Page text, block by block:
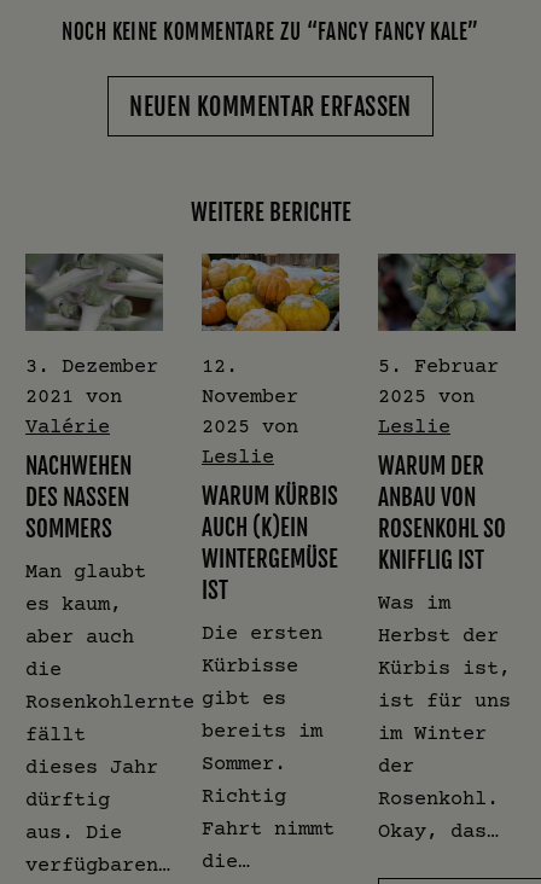
NOCH KEINE KOMMENTARE ZU “FANCY FANCY KALE”
NEUEN KOMMENTAR ERFASSEN
WEITERE BERICHTE
3. Dezember
2021
von
Valérie
NACHWEHEN
DES NASSEN
SOMMERS
Man glaubt
es kaum,
aber auch
die
Rosenkohlernte
fällt
dieses Jahr
dürftig
aus. Die
verfügbaren…
12.
November
2025 von
Leslie
WARUM KÜRBIS
AUCH (K)EIN
WINTERGEMÜSE
IST
Die ersten
Kürbisse
gibt es
bereits im
Sommer.
Richtig
Fahrt nimmt
die…
5. Februar
2025 von
Leslie
WARUM DER
ANBAU VON
ROSENKOHL SO
KNIFFLIG IST
Was im
Herbst der
Kürbis ist,
ist für uns
im Winter
der
Rosenkohl.
Okay, das…